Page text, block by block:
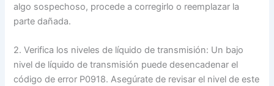
algo sospechoso, procede a corregirlo o reemplazar la
parte dañada.
2. Verifica los niveles de líquido de transmisión: Un bajo
nivel de líquido de transmisión puede desencadenar el
código de error P0918. Asegúrate de revisar el nivel de este